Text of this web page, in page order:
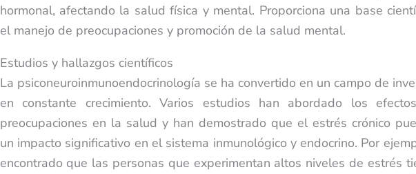
hormonal, afectando la salud física y mental. Proporciona una base
el manejo de preocupaciones y promoción de la salud mental.
Estudios y hallazgos científicos
La psiconeuroinmunoendocrinología se ha convertido en un campo de
en constante crecimiento. Varios estudios han abordado los
preocupaciones en la salud y han demostrado que el estrés crónico
un impacto significativo en el sistema inmunológico y endocrino. Por
encontrado que las personas que experimentan altos niveles de estrés